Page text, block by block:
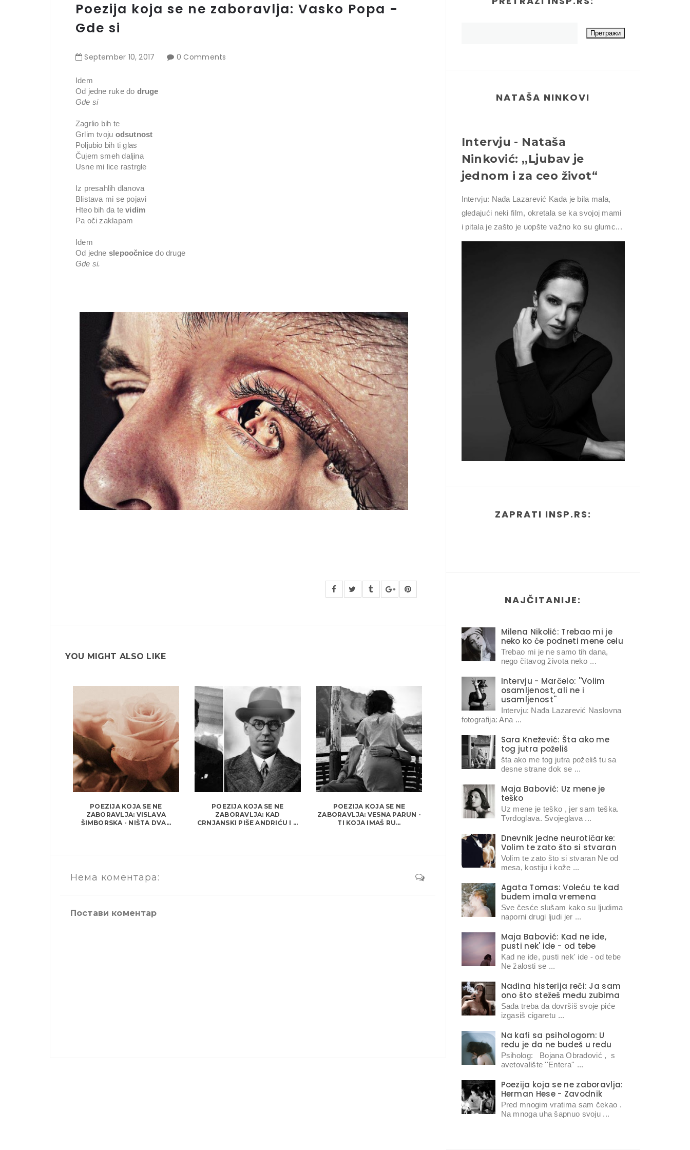
Poezija koja se ne zaboravlja: Vasko Popa -
Gde si
September 10,2017 0 Comments
Idem
Od jedne ruke do druge
Gde si
Zagrlio bih te
Grlim tvoju odsutnost
Poljubio bih ti glas
Čujem smeh daljina
Usne mi lice rastrgle
Iz presahlih dlanova
Blistava mi se pojavi
Hteo bih da te vidim
Pa oči zaklapam
Idem
Od jedne slepoočnice
Gde si.
YOU MIGHT ALSO LIKE
POEZIJA KOJA SE NE
ZABORAVLJA: VISLAVA
ŠIMBORSKA - NIŠTA DVA...
POEZIJA KOJA SE NE
ZABORAVLJA: KAD
CRNJANSKI PIŠE ANDRIĆU I ...
POEZIJA KOJA SE NE
ZABORAVLJA: VESNA PARUN -
TI KOJA IMAŠ RU...
Нема коментара:
Постави коментар
NATAŠA NINKOVI
Intervju - Nataša
Ninković: ,,Ljubav je
jednom i za ceo život“
Intervju: Nađa Lazarević Kada je bila mala,
gledajući neki film, okretala se ka svojoj mami
i pitala je zašto je uopšte važno ko su glumc...
ZAPRATI INSP.RS:
NAJČITANIJE:
Milena Nikolić: Trebao mi je
neko ko će podneti mene celu
Trebao mi je ne samo tih dana,
nego čitavog života neko ...
Intervju - Marčelo: ''Volim
osamljenost, ali ne i
usamljenost''
Intervju: Nađa Lazarević Naslovna
fotografija: Ana ...
Sara Knežević: Šta ako me
tog jutra poželiš
šta ako me tog jutra poželiš tu sa
desne strane dok se ...
Maja Babović: Uz mene je
teško
Uz mene je teško , jer sam teška.
Tvrdoglava. Svojeglava ...
Dnevnik jedne neurotičarke:
Volim te zato što si stvaran
Volim te zato što si stvaran Ne od
mesa, kostiju i kože ...
Agata Tomas: Voleću te kad
budem imala vremena
Sve česće slušam kako su ljudima
naporni drugi ljudi jer ...
Maja Babović: Kad ne ide,
pusti nek' ide - od tebe
Kad ne ide, pusti nek' ide - od tebe
Ne žalosti se ...
Nađina histerija reči: Ja sam
ono što stežeš među zubima
Sada treba da dovršiš svoje piće
izgasiš cigaretu ...
Na kafi sa psihologom: U
redu je da ne budeš u redu
Psiholog: Bojana Obradović , s
avetovalište ''Entera'' ...
Poezija koja se ne zaboravlja:
Herman Hese - Zavodnik
Pred mnogim vratima sam čekao .
Na mnoga uha šapnuo svoju ...